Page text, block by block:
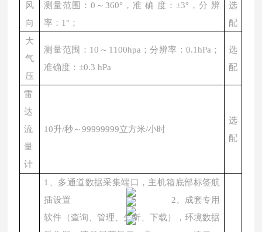
风
向
测量范围：0～360°，准 确 度：±3°，分 辨
率：1°；
选
配
大
气
压
测量范围： 10～1100hpa；分辨率：0.1hPa；
准确度：±0.3 hPa
选
配
雷
达
流
量
计
10升/秒～99999999立方米/小时
选
配
1、多通道数据采集端口，主机箱底部标签航
插设置 2、成套专用
软件（查询、管理、分析、下载），环境数据